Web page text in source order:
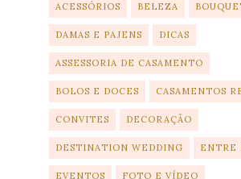
ACESSÓRIOS BELEZA
DAMAS E PAJENS DICAS
ASSESSORIA DE CASAMENTO
BOLOS E DOCES CASAMENTOS
CONVITES DECORAÇÃO
DESTINATION WEDDING ENTRE
EVENTOS FOTO E VÍDEO